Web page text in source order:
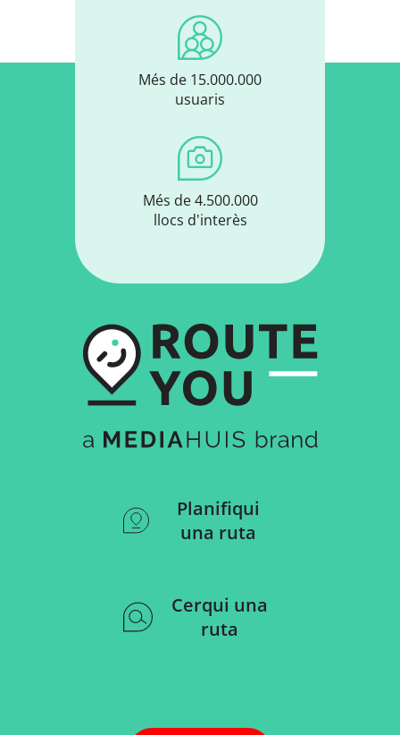
Més de 15.000.000
usuaris
Més de 4.500.000
llocs d'interès
Planifiqui
una ruta
Cerqui una
ruta